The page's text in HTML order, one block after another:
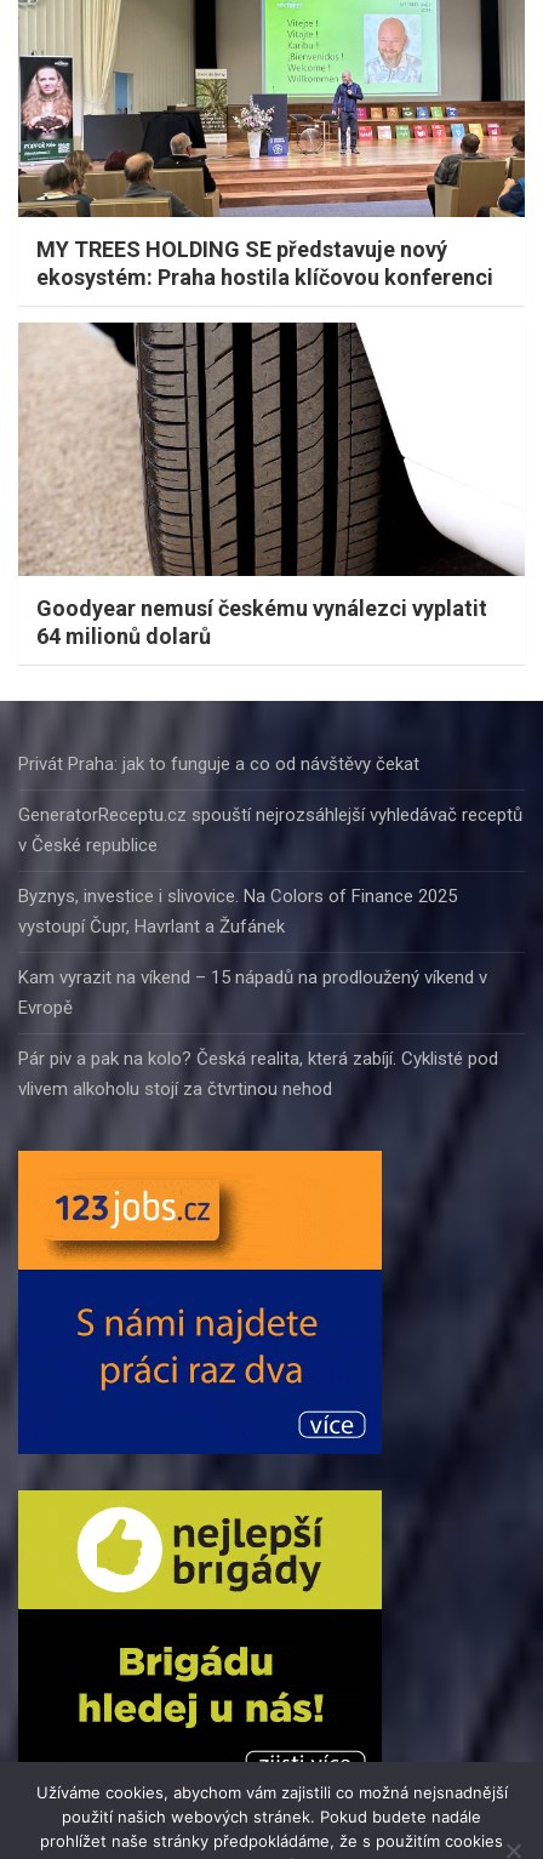
MY TREES HOLDING SE představuje nový
ekosystém: Praha hostila klíčovou konferenci
Goodyear nemusí českému vynálezci vyplatit
64 milionů dolarů
Privát Praha: jak to funguje a co od návštěvy čekat
GeneratorReceptu.cz spouští nejrozsáhlejší vyhledávač receptů
v České republice
Byznys, investice i slivovice. Na Colors of Finance 2025
vystoupí Čupr, Havrlant a Žufánek
Kam vyrazit na víkend – 15 nápadů na prodloužený víkend v
Evropě
Pár piv a pak na kolo? Česká realita, která zabíjí. Cyklisté pod
vlivem alkoholu stojí za čtvrtinou nehod
Užíváme cookies, abychom vám zajistili co možná nejsnadnější
použití našich webových stránek. Pokud budete nadále
prohlížet naše stránky předpokládáme, že s použitím cookies